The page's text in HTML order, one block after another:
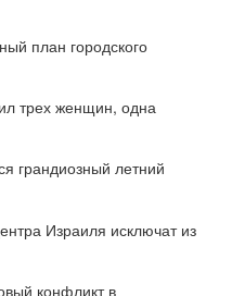
план городского
трех женщин, одна
грандиозный летний
Израиля исключат из
конфликт в